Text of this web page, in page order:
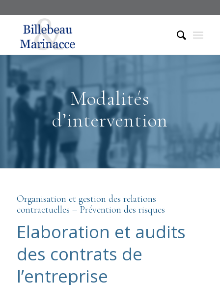
Modalités
d’intervention
Organisation et gestion des relations
contractuelles – Prévention des risques
Elaboration et audits
des contrats de
l’entreprise